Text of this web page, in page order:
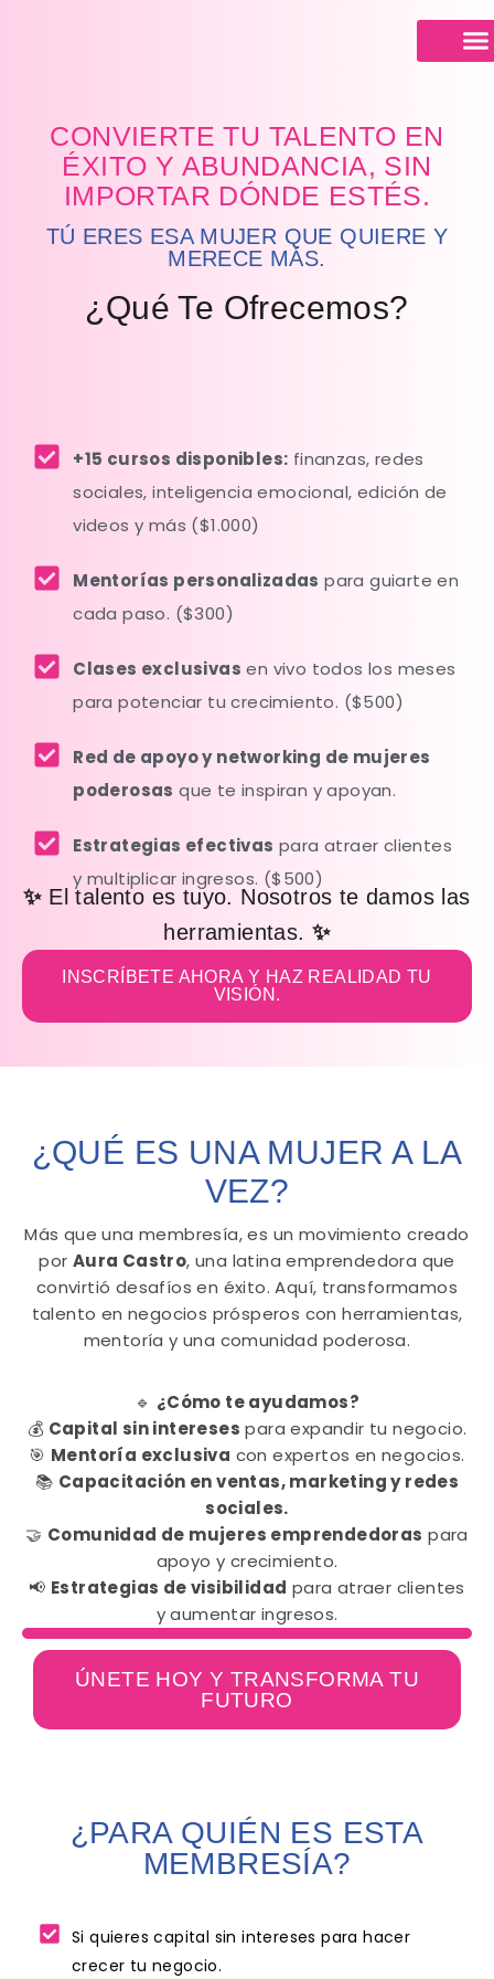
CONVIERTE TU TALENTO EN
ÉXITO Y ABUNDANCIA, SIN
IMPORTAR DÓNDE ESTÉS.
TÚ ERES ESA MUJER QUE QUIERE Y
MERECE MÁS.
¿Qué Te Ofrecemos?
+15 cursos disponibles: finanzas, redes
sociales, inteligencia emocional, edición de
videos y más ($1.000)
Mentorías personalizadas para guiarte en
cada paso. ($300)
Clases exclusivas en vivo todos los meses
para potenciar tu crecimiento. ($500)
Red de apoyo y networking de mujeres
poderosas que te inspiran y apoyan.
Estrategias efectivas para atraer clientes
y multiplicar ingresos. ($500)
✨ El talento es tuyo. Nosotros te damos las
herramientas. ✨
INSCRÍBETE AHORA Y HAZ REALIDAD TU
VISIÓN.
¿QUÉ ES UNA MUJER A LA
VEZ?
Más que una membresía, es un movimiento creado
por Aura Castro, una latina emprendedora que
convirtió desafíos en éxito. Aquí, transformamos
talento en negocios prósperos con herramientas,
mentoría y una comunidad poderosa.
🔹 ¿Cómo te ayudamos?
💰 Capital sin intereses para expandir tu negocio.
🎯 Mentoría exclusiva con expertos en negocios.
📚 Capacitación en ventas, marketing y redes
sociales.
🤝 Comunidad de mujeres emprendedoras para
apoyo y crecimiento.
📢 Estrategias de visibilidad para atraer clientes
y aumentar ingresos.
ÚNETE HOY Y TRANSFORMA TU
FUTURO
¿PARA QUIÉN ES ESTA
MEMBRESÍA?
Si quieres capital sin intereses para hacer
crecer tu negocio.